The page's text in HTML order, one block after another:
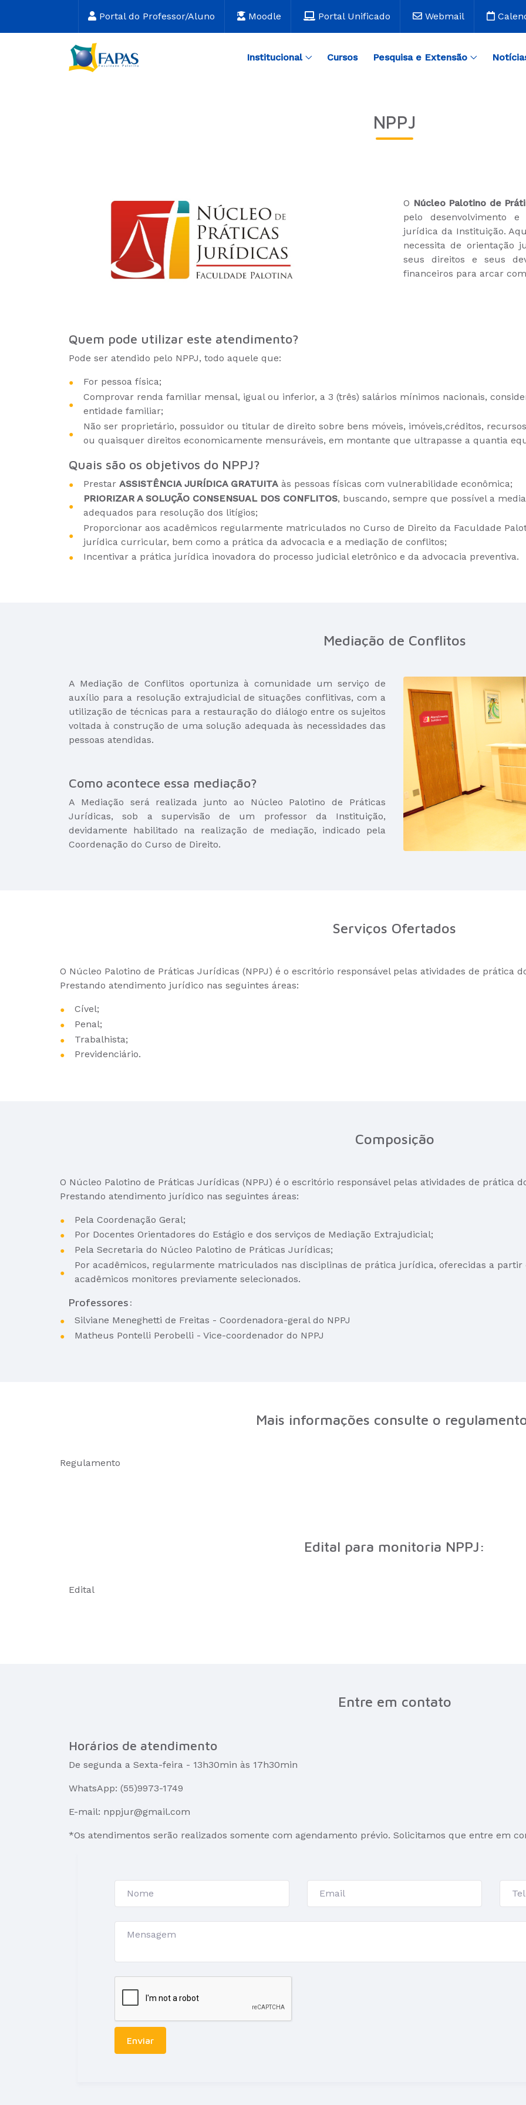
Portal do Professor/Aluno Moodle Portal Unificado Webmail
Institucional Cursos Pesquisa e Extensão
NPPJ
O Núcleo Palotino de
pelo desenvolvimento
jurídica da Instituição.
necessita de orientação
seus direitos e seus
financeiros para arcar
Quem pode utilizar este atendimento?
Pode ser atendido pelo NPPJ, todo aquele que:
For pessoa física;
Comprovar renda familiar mensal, igual ou inferior, a 3 (três) salários mínimos nacionais,
entidade familiar;
Não ser proprietário, possuidor ou titular de direito sobre bens móveis, imóveis,créditos,
ou quaisquer direitos economicamente mensuráveis, em montante que ultrapasse a quantia
Quais são os objetivos do NPPJ?
Prestar ASSISTÊNCIA JURÍDICA GRATUITA às pessoas físicas com vulnerabilidade econômica;
PRIORIZAR A SOLUÇÃO CONSENSUAL DOS CONFLITOS, buscando, sempre que possível a
adequados para resolução dos litígios;
Proporcionar aos acadêmicos regularmente matriculados no Curso de Direito da Faculdade
jurídica curricular, bem como a prática da advocacia e a mediação de conflitos;
Incentivar a prática jurídica inovadora do processo judicial eletrônico e da advocacia preventiva.
Mediação de Conflitos
A Mediação de Conflitos oportuniza à comunidade um serviço de
auxílio para a resolução extrajudicial de situações conflitivas, com a
utilização de técnicas para a restauração do diálogo entre os sujeitos
voltada à construção de uma solução adequada às necessidades das
pessoas atendidas.
Como acontece essa mediação?
A Mediação será realizada junto ao Núcleo Palotino de Práticas
Jurídicas, sob a supervisão de um professor da Instituição,
devidamente habilitado na realização de mediação, indicado pela
Coordenação do Curso de Direito.
Serviços Ofertados
O Núcleo Palotino de Práticas Jurídicas (NPPJ) é o escritório responsável pelas atividades de prática
Prestando atendimento jurídico nas seguintes áreas:
Cível;
Penal;
Trabalhista;
Previdenciário.
Composição
O Núcleo Palotino de Práticas Jurídicas (NPPJ) é o escritório responsável pelas atividades de prática
Prestando atendimento jurídico nas seguintes áreas:
Pela Coordenação Geral;
Por Docentes Orientadores do Estágio e dos serviços de Mediação Extrajudicial;
Pela Secretaria do Núcleo Palotino de Práticas Jurídicas;
Por acadêmicos, regularmente matriculados nas disciplinas de prática jurídica, oferecidas a partir
acadêmicos monitores previamente selecionados.
Professores:
Silviane Meneghetti de Freitas - Coordenadora-geral do NPPJ
Matheus Pontelli Perobelli - Vice-coordenador do NPPJ
Mais informações consulte o
Regulamento
Edital para monitoria NPPJ:
Edital
Entre em contato
Horários de atendimento
De segunda a Sexta-feira - 13h30min às 17h30min
WhatsApp: (55)9973-1749
E-mail: nppjur@gmail.com
*Os atendimentos serão realizados somente com agendamento prévio. Solicitamos que entre em
Enviar